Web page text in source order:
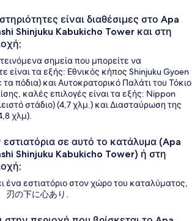
είναι διαθέσιμες στο Apa
Shinjuku Kabukicho Tower και στη
σημεία που μπορείτε να
είναι τα εξής: Εθνικός κήπος Shinjuku Gyoen
τα πόδια) και Αυτοκρατορικό Παλάτι του Τόκιο
καλές επιλογές είναι τα εξής: Nippon
στάδιο) (4,7 χλμ.) και Διασταύρωση της
χλμ).
σε αυτό το κατάλυμα (Apa
Shinjuku Kabukicho Tower) ή στη
ένα εστιατόριο στον χώρο του καταλύματος,
刃の下に心あり.